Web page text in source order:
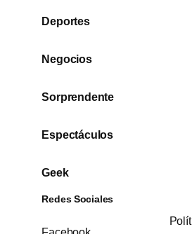
Deportes
Negocios
Sorprendente
Espectáculos
Geek
Redes Sociales